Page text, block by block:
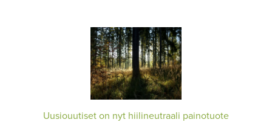
Uusiouutiset on nyt hiilineutraali painotuote